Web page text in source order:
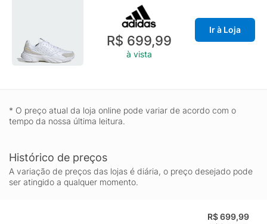
R$ 699,99
à vista
Ir à Loja
* O preço atual da loja online pode variar de acordo com o
tempo da nossa última leitura.
Histórico de preços
A variação de preços das lojas é diária, o preço desejado pode
ser atingido a qualquer momento.
R$ 699,99